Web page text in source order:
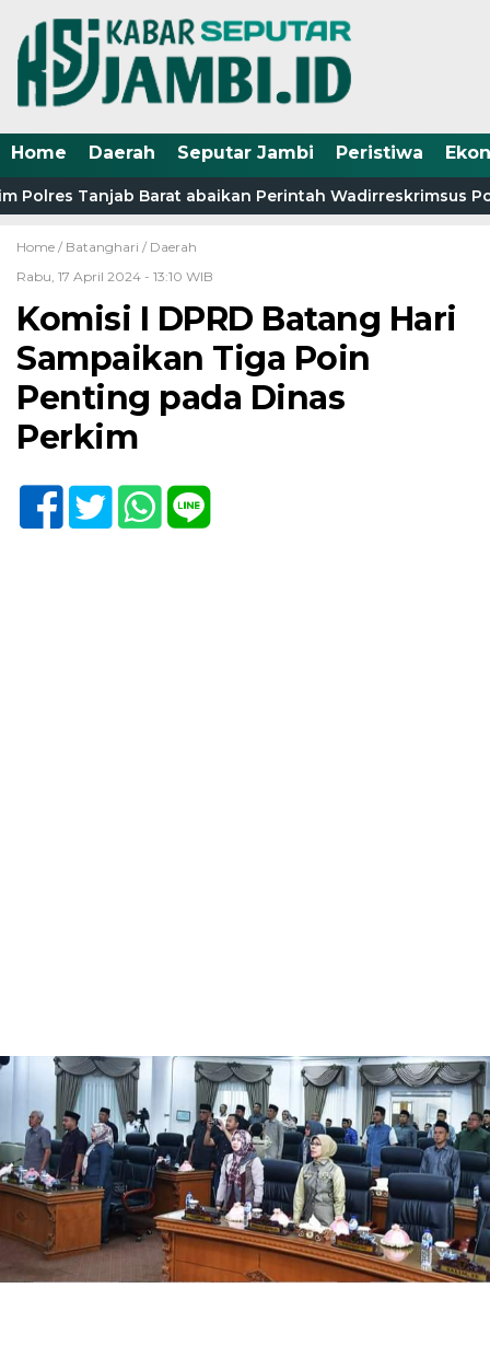
Home Daerah Seputar Jambi Peristiwa
Polres Tanjab Barat abaikan Perintah Wadirreskrimsus
Home / Batanghari / Daerah
Rabu, 17 April 2024 - 13:10 WIB
Komisi I DPRD Batang Hari
Sampaikan Tiga Poin
Penting pada Dinas
Perkim